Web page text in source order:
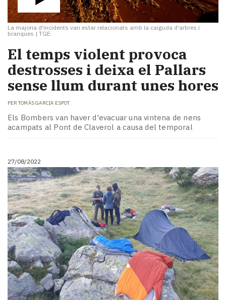
La majoria d'incidents van estar relacionats amb la caiguda d'arbres i
branques | TGE
El temps violent provoca
destrosses i deixa el Pallars
sense llum durant unes hores
PER TOMÀS GARCIA ESPOT
Els Bombers van haver d'evacuar una vintena de nens
acampats al Pont de Claverol a causa del temporal
27/08/2022